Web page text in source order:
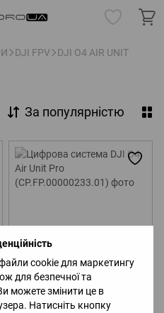
cookie для маркетингу
для безпечної та
можете змінити це в
Натисніть кнопку
DJI FPV DJI O4 AIR UNIT
За популярністю
Новинка
Цифрова система DJI O4 Air
Unit Pro (CP.FP.00000233.01)